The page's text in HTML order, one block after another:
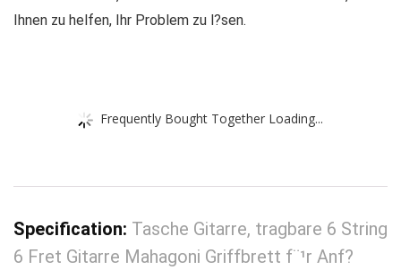
Ihnen zu helfen, Ihr Problem zu l?sen.
Frequently Bought Together Loading...
Specification: Tasche Gitarre, tragbare 6 String
6 Fret Gitarre Mahagoni Griffbrett f¨¹r Anf?